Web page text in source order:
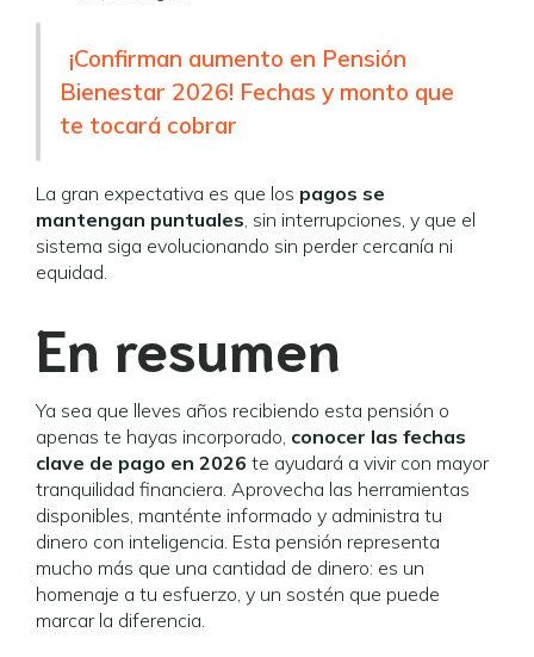
¡Confirman aumento en Pensión
Bienestar 2026! Fechas y monto que
te tocará cobrar
La gran expectativa es que los pagos se
mantengan puntuales, sin interrupciones, y que el
sistema siga evolucionando sin perder cercanía ni
equidad.
En resumen
Ya sea que lleves años recibiendo esta pensión o
apenas te hayas incorporado, conocer las fechas
clave de pago en 2026 te ayudará a vivir con mayor
tranquilidad financiera. Aprovecha las herramientas
disponibles, manténte informado y administra tu
dinero con inteligencia. Esta pensión representa
mucho más que una cantidad de dinero: es un
homenaje a tu esfuerzo, y un sostén que puede
marcar la diferencia.